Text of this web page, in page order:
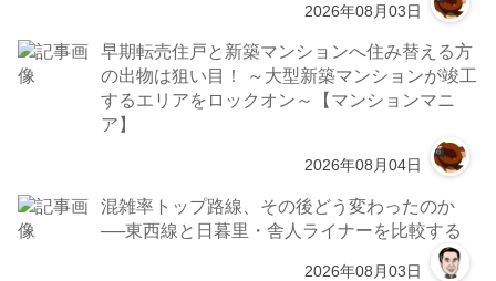
2026年08月03日
早期転売住戸と新築マンションへ住み替える方
の出物は狙い目！ ～大型新築マンションが竣工
するエリアをロックオン～【マンションマニ
ア】
2026年08月04日
混雑率トップ路線、その後どう変わったのか
──東西線と日暮里・舎人ライナーを比較する
2026年08月03日